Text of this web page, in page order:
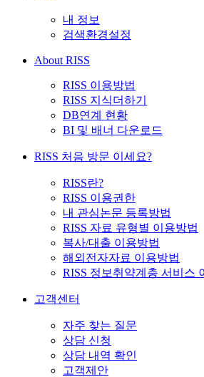
내 정보
검색환경설정
About RISS
RISS 이용방법
RISS 지식더하기
DB연계 현황
BI 및 배너 다운로드
RISS 처음 방문 이세요?
RISS란?
RISS 이용권한
내 관심논문 등록방법
RISS 자료 유형별 이용방법
복사/대출 이용방법
해외전자자료 이용방법
RISS 정보취약계층 서비스
고객센터
자주 찾는 질문
상담 신청
상담 내역 확인
고객제안